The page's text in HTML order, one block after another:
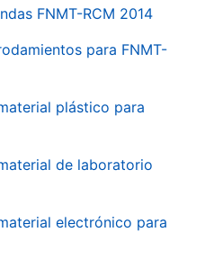
FNMT-RCM 2014
para FNMT-
plástico para
de laboratorio
electrónico para